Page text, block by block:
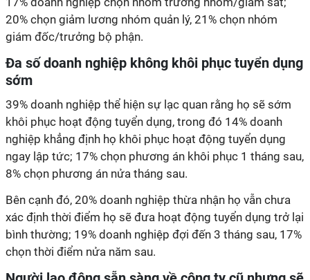
20% chọn giảm lương nhóm quản lý, 21% chọn nhóm
giám đốc/trưởng bộ phận.
Đa số doanh nghiệp không khôi phục tuyển dụng
sớm
39% doanh nghiệp thể hiện sự lạc quan rằng họ sẽ sớm
khôi phục hoạt động tuyển dụng, trong đó 14% doanh
nghiệp khẳng định họ khôi phục hoạt động tuyển dụng
ngay lập tức; 17% chọn phương án khôi phục 1 tháng sau,
8% chọn phương án nửa tháng sau.
Bên cạnh đó, 20% doanh nghiệp thừa nhận họ vẫn chưa
xác định thời điểm họ sẽ đưa hoạt động tuyển dụng trở lại
bình thường; 19% doanh nghiệp đợi đến 3 tháng sau, 17%
chọn thời điểm nửa năm sau.